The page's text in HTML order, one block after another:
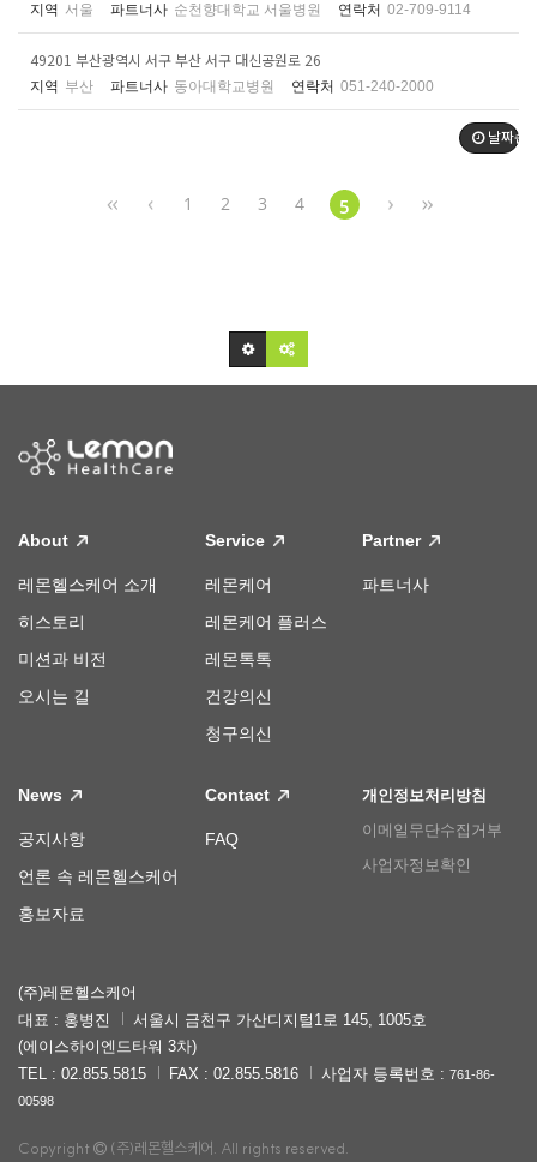
지역 서울 파트너사 순천향대학교 서울병원 연락처 02-709-9114
49201 부산광역시 서구 부산 서구 대신공원로 26
지역 부산 파트너사 동아대학교병원 연락처 051-240-2000
날짜순
1 2 3 4 5
About
레몬헬스케어 소개
히스토리
미션과 비전
오시는 길
Service
레몬케어
레몬케어 플러스
레몬톡톡
건강의신
청구의신
Partner
파트너사
News
공지사항
언론 속 레몬헬스케어
홍보자료
Contact
FAQ
개인정보처리방침
이메일무단수집거부
사업자정보확인
(주)레몬헬스케어
대표 : 홍병진
서울시 금천구 가산디지털1로 145, 1005호
(에이스하이엔드타워 3차)
TEL : 02.855.5815
FAX : 02.855.5816 사업자 등록번호 : 761-86-
00598
Copyright (주)레몬헬스케어. All rights reserved.